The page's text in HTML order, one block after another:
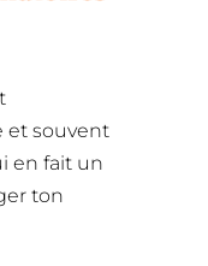
et souvent
en fait un
ton